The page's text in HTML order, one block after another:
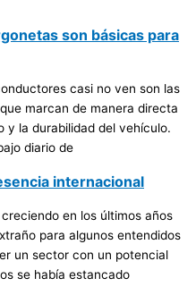
son básicas para
casi no ven son las
marcan de manera directa
y la durabilidad del vehículo.
diario de
internacional
en los últimos años
para algunos entendidos
un sector con un potencial
se había estancado